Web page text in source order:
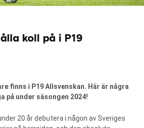
koll på i P19
finns i P19 Allsvenskan. Här är några
på under säsongen 2024!
20 år debutera i någon av Sveriges